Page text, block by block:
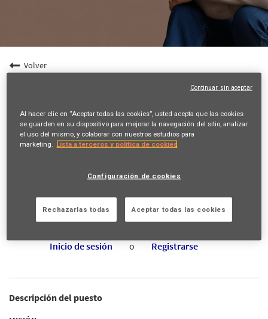
Volver
Ingeniero/a de Software de Proveedores .NET
Calle Emilio Vargas 6, MADRID, ES, 28043
INFORMATION TECHNOLOGY
21661
16/06/2026
Obtén empleos futuros que coincidan con esta búsqueda
Inicio de sesión
o Registrarse
Descripción del puesto
Al hacer clic en “Aceptar todas las cookies”, usted acepta que las cookies
se guarden en su dispositivo para mejorar la navegación del sitio, analizar
el uso del mismo, y colaborar con nuestros estudios para
marketing. Lista a terceros y política de cookies
Configuración de cookies
Rechazarlas todas Aceptar todas las cookies
Continuar sin aceptar